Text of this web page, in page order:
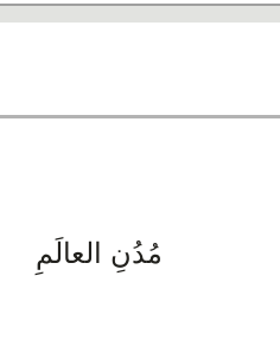
مُدُنِ العالَمِ